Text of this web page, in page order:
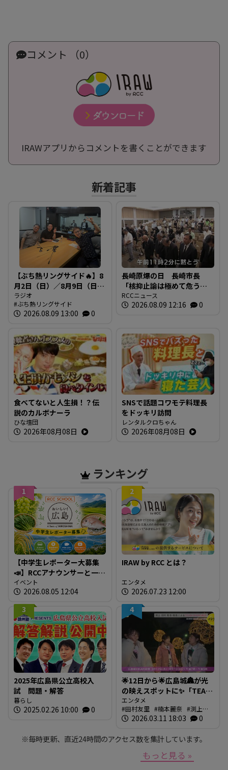
コメント （0）
IRAWアプリからコメントを書くことができます
新着記事
【ぶち熱リングサイド🔥】8
月2日（日）／8月9日（日）
放送内容
ラジオ
ぶち熱リングサイド
2026.08.09 13:00 0
長崎原爆の日 長崎市長
「核抑止論は極めて危う
い」 広島でも原爆犠牲者
を慰霊
RCCニュース
2026.08.09 12:16 0
食べてないと人生損！？伝
説のカルボナーラ
ひな壇団
2026年08月08日
SNSで話題コワモテ料理長
をドッキリ訪問
レンタルクロちゃん
2026年08月08日
ランキング
1
【中学生レポーター大募集
📣】RCCアナウンサーと一緒
に「広島の食」の現場を取
材しよう！
イベント
2026.08.05 12:04
2
IRAW by RCC とは？
エンタメ
2026.07.23 12:00
3
2025年広島県公立高校入
試 問題・解答
暮らし
2025.02.26 10:00 0
4
🌟12日から🌟広島城🏯が光
の映えスポットに✨「TEAM
SHIRO」始動
❗【BUTSUBUTSU2】
エンタメ
田村友里
楠本麗奈
渕上沙
紀
新本穂乃佳 イマナマ
2026.03.11 18:03 0
※毎時更新、直近24時間のアクセス数を集計しています。
もっと見る »